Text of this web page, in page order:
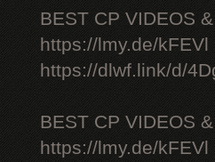
BEST CP VIDEOS
https://lmy.de/kFEVl
https://dlwf.link/d/
BEST CP VIDEOS
https://lmy.de/kFEVl